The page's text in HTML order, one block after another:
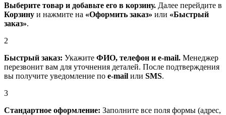
Выберите товар и добавьте его в корзину. Далее перейдите в
Корзину и нажмите на «Оформить заказ» или «Быстрый
заказ».
2
Быстрый заказ: Укажите ФИО, телефон и e-mail. Менеджер
перезвонит вам для уточнения деталей. После подтверждения
вы получите уведомление по e-mail или SMS.
3
Стандартное оформление: Заполните все поля формы (адрес,